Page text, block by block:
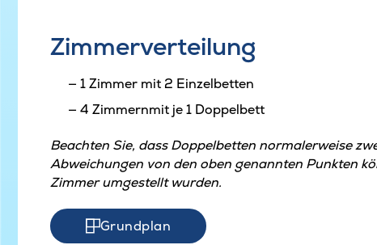
Zimmerverteilung
1 Zimmer mit 2 Einzelbetten
4 Zimmernmit je 1 Doppelbett
Beachten Sie, dass Doppelbetten normalerweise
Abweichungen von den oben genannten Punkten
Zimmer umgestellt wurden.
Grundplan